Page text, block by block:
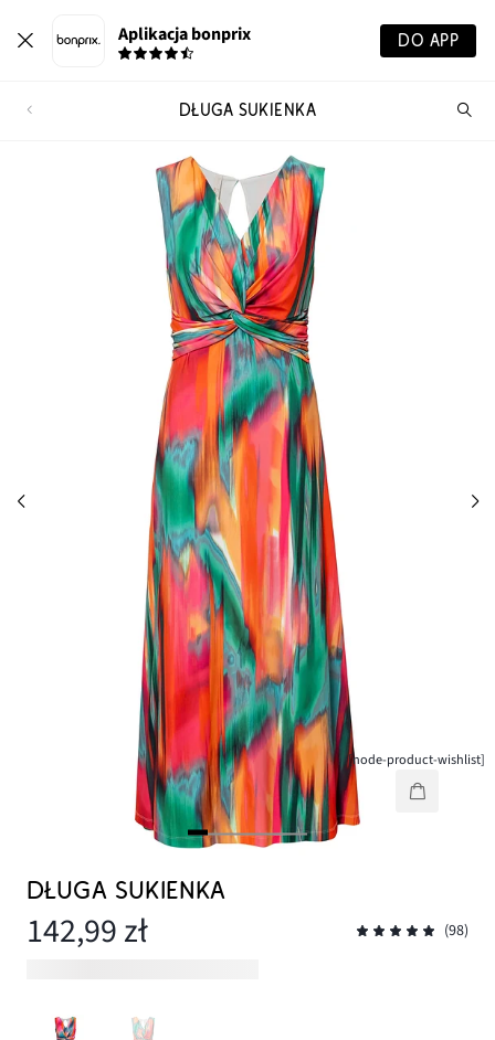
Aplikacja bonprix DO APP
DŁUGA SUKIENKA
[node-product-wishlist]
DŁUGA SUKIENKA
142,99 zł (98)